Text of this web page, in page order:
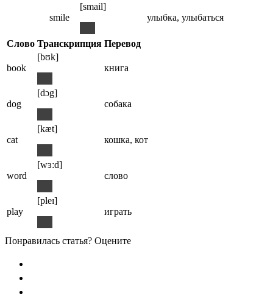
smile
[smail]
улыбка, улыбаться
Слово Транскрипция Перевод
book
[bʊk]
книга
dog
[dɔg]
собака
cat
[kæt]
кошка, кот
word
[wɜːd]
слово
play
[pleɪ]
играть
Понравилась статья? Оцените